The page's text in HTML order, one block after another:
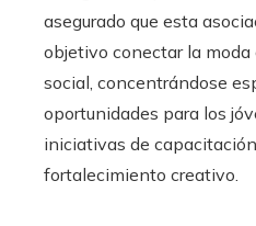
asegurado que esta
objetivo conectar la
social, concentrándose
oportunidades para los
iniciativas de
fortalecimiento creativo.